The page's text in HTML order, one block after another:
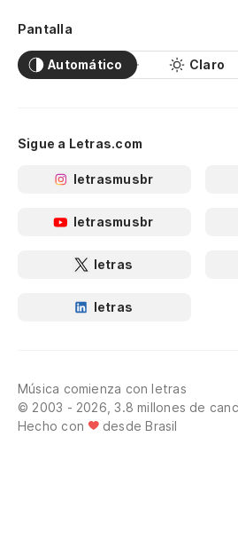
Pantalla
Automático Claro
Sigue a Letras.com
letrasmusbr
letrasmusbr
letras
letras
Música comienza con letras
© 2003 - 2026, 3.8 millones de
Hecho con
desde Brasil